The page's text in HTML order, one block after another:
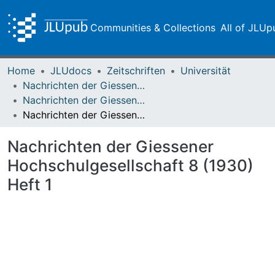
Communities & Collections All of
Home JLUdocs Zeitschriften
Universität
Nachrichten der Giessener Hochschulgesellschaft
Nachrichten der Giessener Hochschulgesellschaft Vol. 08 (1930) Heft 1
Nachrichten der Giessener Hochschulgesellschaft 8 (1930) Heft 1
Nachrichten der Giessener
Hochschulgesellschaft 8 (1930)
Heft 1